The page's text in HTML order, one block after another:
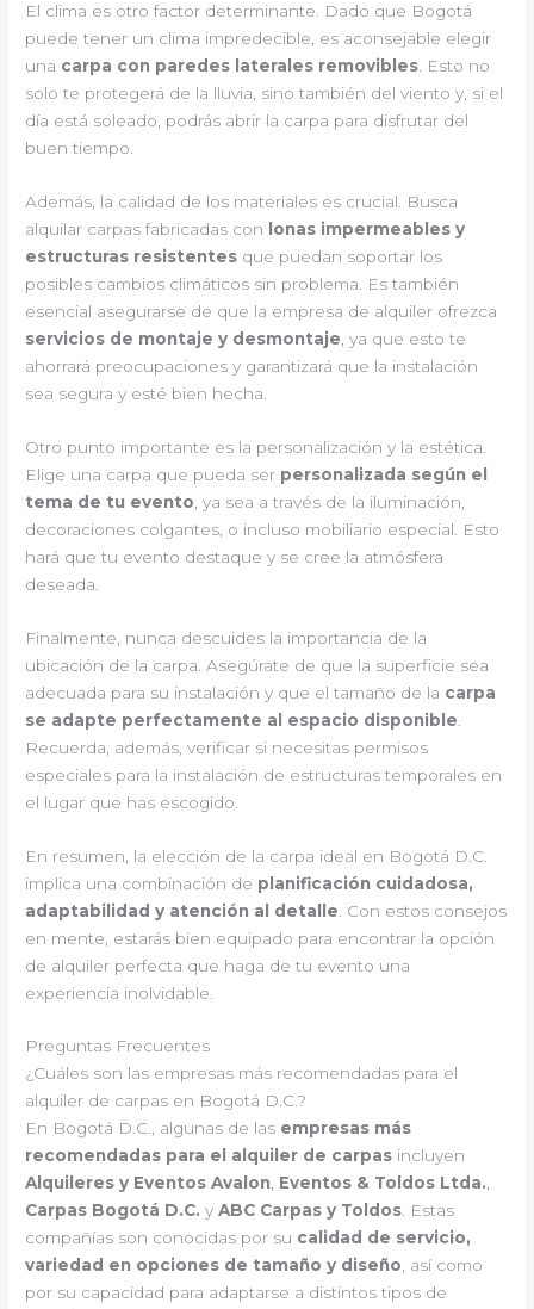
El clima es otro factor determinante. Dado que Bogotá
puede tener un clima impredecible, es aconsejable elegir
una carpa con paredes laterales removibles . Esto no
solo te protegerá de la lluvia, sino también del viento y, si el
día está soleado, podrás abrir la carpa para disfrutar del
buen tiempo.
Además, la calidad de los materiales es crucial. Busca
alquilar carpas fabricadas con
lonas impermeables y
estructuras resistentes que puedan soportar los
posibles cambios climáticos sin problema. Es también
esencial asegurarse de que la empresa de alquiler ofrezca
servicios de montaje y desmontaje , ya que esto te
ahorrará preocupaciones y garantizará que la instalación
sea segura y esté bien hecha.
Otro punto importante es la personalización y la estética.
Elige una carpa que pueda ser personalizada según el
tema de tu evento , ya sea a través de la iluminación,
decoraciones colgantes, o incluso mobiliario especial. Esto
hará que tu evento destaque y se cree la atmósfera
deseada.
Finalmente, nunca descuides la importancia de la
ubicación de la carpa. Asegúrate de que la superficie sea
adecuada para su instalación y que el tamaño de la carpa
se adapte perfectamente al espacio disponible
Recuerda, además, verificar si necesitas permisos
especiales para la instalación de estructuras temporales en
el lugar que has escogido.
En resumen, la elección de la carpa ideal en Bogotá D.C.
implica una combinación de planificación cuidadosa,
adaptabilidad y atención al detalle . Con estos consejos
en mente, estarás bien equipado para encontrar la opción
de alquiler perfecta que haga de tu evento una
experiencia inolvidable.
Preguntas Frecuentes
¿Cuáles son las empresas más recomendadas para el
alquiler de carpas en Bogotá D.C.?
En Bogotá D.C., algunas de las empresas más
recomendadas para el alquiler de carpas incluyen
Alquileres y Eventos Avalon, Eventos & Toldos Ltda.,
Carpas Bogotá D.C. yABC Carpas y Toldos. Estas
compañías son conocidas por su calidad de servicio,
variedad en opciones de tamaño y diseño, así como
por su capacidad para adaptarse a distintos tipos de